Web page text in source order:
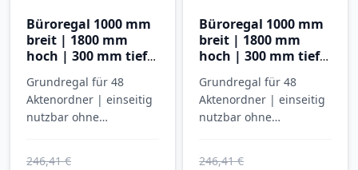
Büroregal 1000 mm
breit | 1800 mm
hoch | 300 mm tief |
Grundregal für 48
Aktenordner | einseitig
nutzbar ohne
246,41 €
Büroregal 1000 mm
breit | 1800 mm
hoch | 300 mm tief |
Grundregal für 48
Aktenordner | einseitig
nutzbar ohne
246,41 €